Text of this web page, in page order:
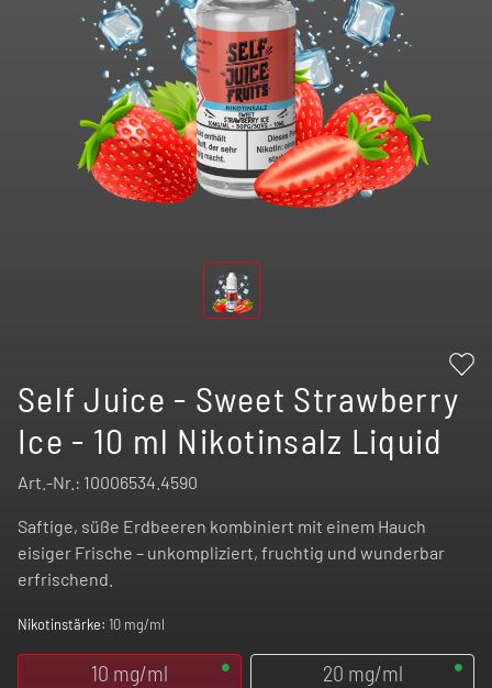
Self Juice - Sweet Strawberry
Ice - 10 ml Nikotinsalz Liquid
Art.-Nr.: 10006534.4590
Saftige, süße Erdbeeren kombiniert mit einem Hauch
eisiger Frische – unkompliziert, fruchtig und wunderbar
erfrischend.
Nikotinstärke: 10 mg/ml
10 mg/ml 20 mg/ml